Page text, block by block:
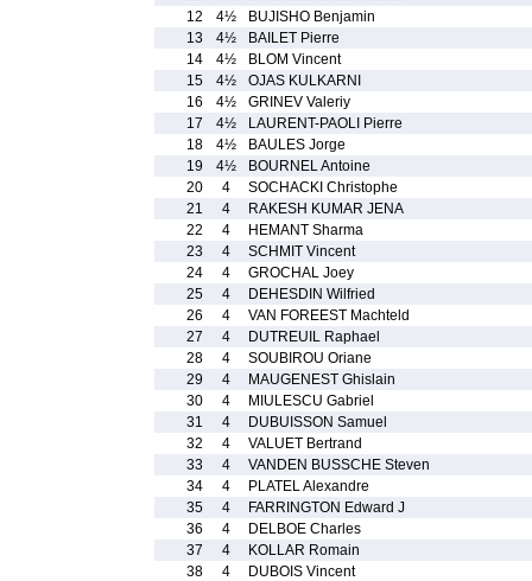
12
4½
BUJISHO Benjamin
13
4½
BAILET Pierre
14
4½
BLOM Vincent
15
4½
OJAS KULKARNI
16
4½
GRINEV Valeriy
17
4½
LAURENT-PAOLI Pierre
18
4½
BAULES Jorge
19
4½
BOURNEL Antoine
20
4
SOCHACKI Christophe
21
4
RAKESH KUMAR JENA
22
4
HEMANT Sharma
23
4
SCHMIT Vincent
24
4
GROCHAL Joey
25
4
DEHESDIN Wilfried
26
4
VAN FOREEST Machteld
27
4
DUTREUIL Raphael
28
4
SOUBIROU Oriane
29
4
MAUGENEST Ghislain
30
4
MIULESCU Gabriel
31
4
DUBUISSON Samuel
32
4
VALUET Bertrand
33
4
VANDEN BUSSCHE Steven
34
4
PLATEL Alexandre
35
4
FARRINGTON Edward J
36
4
DELBOE Charles
37
4
KOLLAR Romain
38
4
DUBOIS Vincent